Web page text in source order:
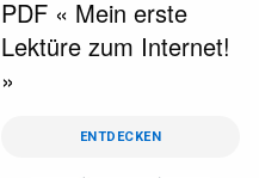
PDF « Mein erste
Lektüre zum Internet!
»
ENTDECKEN